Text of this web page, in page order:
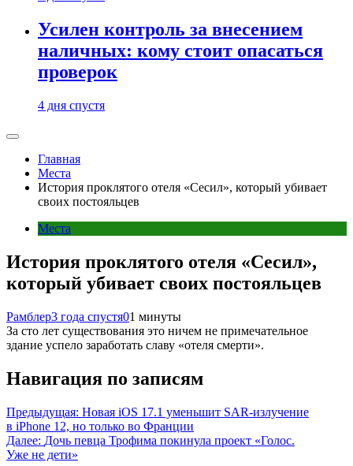
Усилен контроль за внесением
наличных: кому стоит опасаться
проверок
4 дня спустя
Главная
Места
История проклятого отеля «Сесил», который убивает
своих постояльцев
Места
История проклятого отеля «Сесил»,
который убивает своих постояльцев
Рамблер3 года спустя01 минуты
За сто лет существования это ничем не примечательное
здание успело заработать славу «отеля смерти».
Навигация по записям
Предыдущая: Новая iOS 17.1 уменьшит SAR-излучение
в iPhone 12, но только во Франции
Далее: Дочь певца Трофима покинула проект «Голос.
Уже не дети»